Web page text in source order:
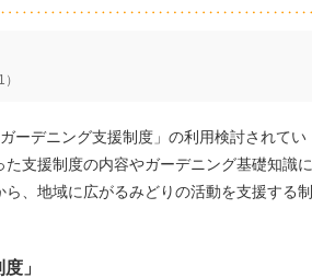
ーデニング支援制度」の利用検討されてい
支援制度の内容やガーデニング基礎知識に
、地域に広がるみどりの活動を支援する制
」